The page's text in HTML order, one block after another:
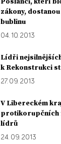
zákony,
bublinu
04. 10. 2013
Lídři
k Rekonstrukci
27. 09. 2013
V Libereckém
protikorupčních
lídrů
24. 09. 2013